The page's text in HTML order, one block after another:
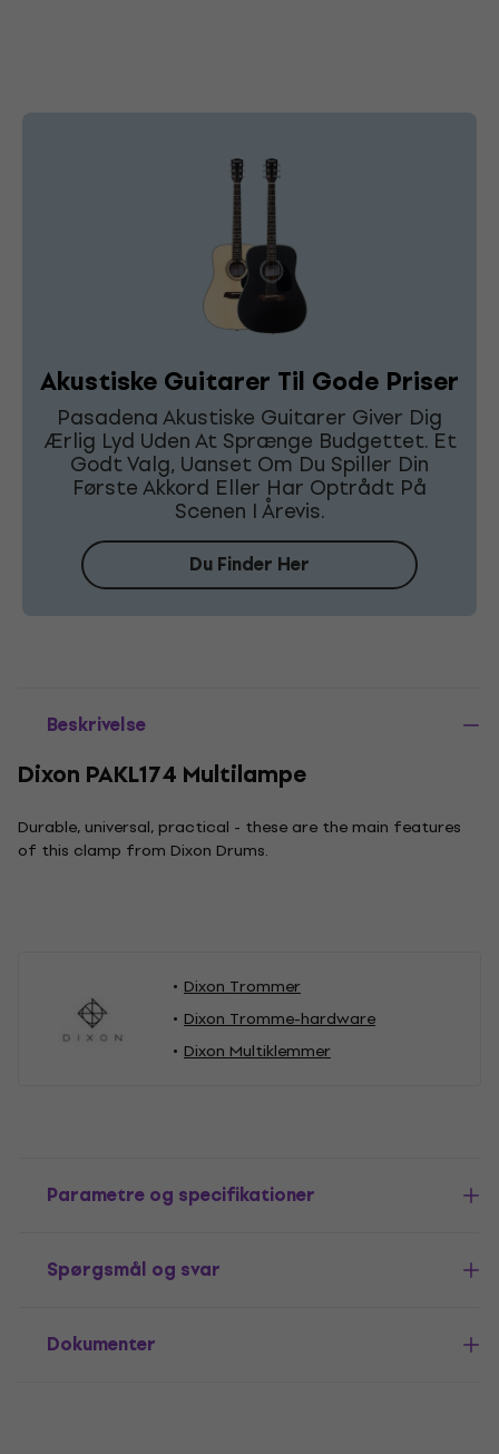
Akustiske Guitarer Til Gode Priser
Pasadena Akustiske Guitarer Giver Dig
Ærlig Lyd Uden At Sprænge Budgettet. Et
Godt Valg, Uanset Om Du Spiller Din
Første Akkord Eller Har Optrådt På
Scenen I Årevis.
Du Finder Her
Beskrivelse
Dixon PAKL174 Multilampe
Durable, universal, practical - these are the main features
of this clamp from Dixon Drums.
Dixon Trommer
Dixon Tromme-hardware
Dixon Multiklemmer
Parametre og specifikationer
Spørgsmål og svar
Dokumenter